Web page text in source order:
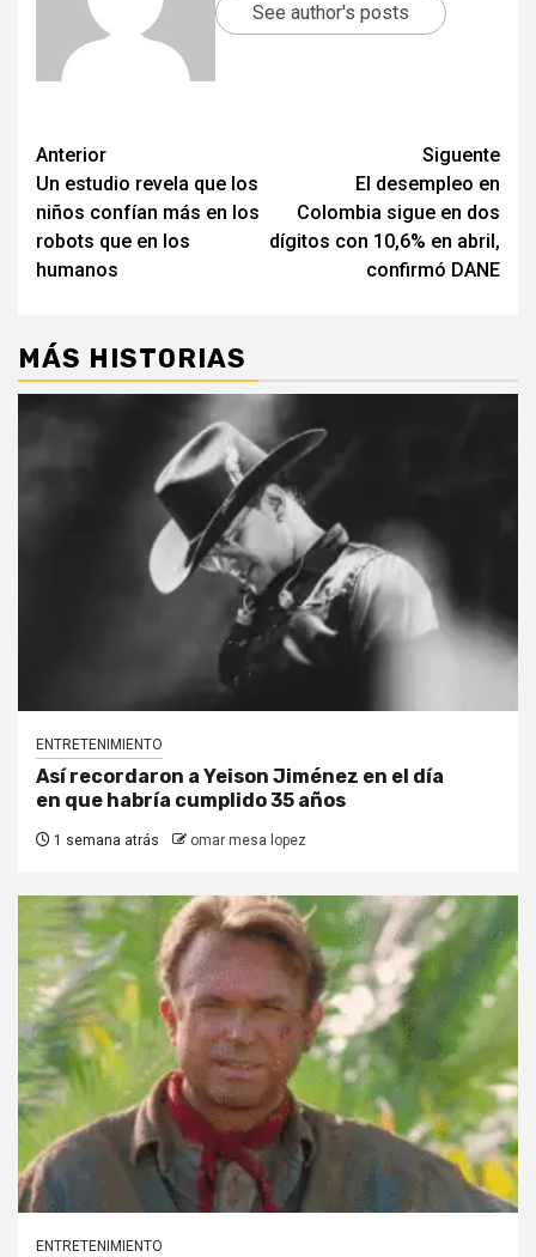
See author's posts
Post
navigation
Anterior
Un estudio revela que los
niños confían más en los
robots que en los
humanos
Siguente
El desempleo en
Colombia sigue en dos
dígitos con 10,6% en abril,
confirmó DANE
MÁS HISTORIAS
ENTRETENIMIENTO
Así recordaron a Yeison Jiménez en el día
en que habría cumplido 35 años
1 semana atrás omar mesa lopez
ENTRETENIMIENTO